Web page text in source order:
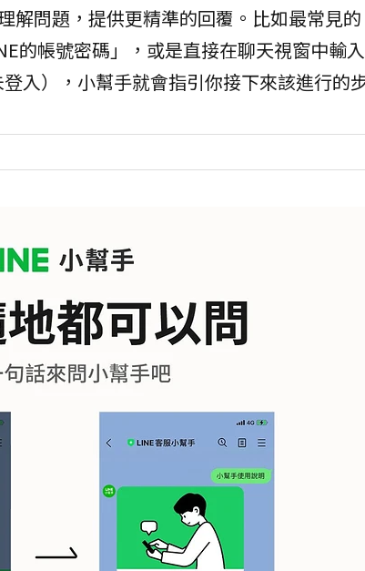
解問題，提供更精準的回覆。比如最常見
的帳號密碼」，或是直接在聊天視窗中輸
入），小幫手就會指引你接下來該進行的